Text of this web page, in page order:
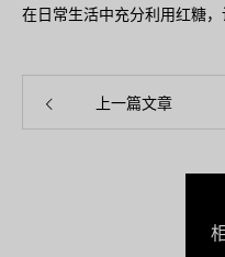
在日常生活中充分利用红糖，
上一篇文章